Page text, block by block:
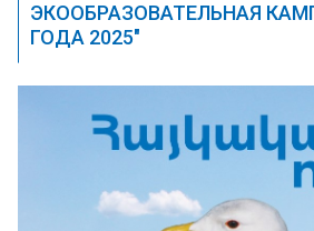
ЭКООБРАЗОВАТЕЛЬНАЯ
ГОДА 2025"